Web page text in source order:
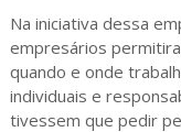
Na iniciativa dessa
empresários
quando e onde
individuais e
tivessem que pedir